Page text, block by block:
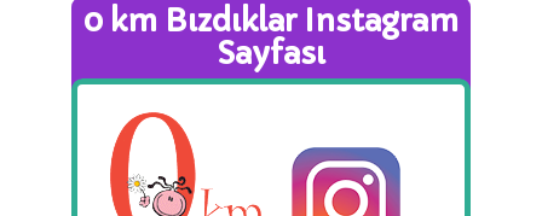
0 km Bızdıklar Instagram
Sayfası